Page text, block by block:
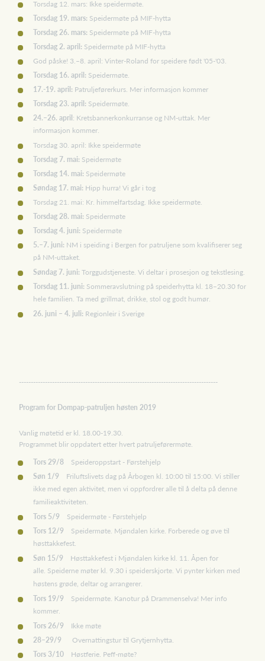
Torsdag 12. mars: Ikke speidermøte.
Torsdag 19. mars: Speidermøte på MIF-hytta
Torsdag 26. mars: Speidermøte på MIF-hytta
Torsdag 2. april: Speidermøte på MIF-hytta
God påske! 3.–8. april: Vinter-Roland for speidere født '05-'03.
Torsdag 16. april: Speidermøte.
17.-19. april: Patruljeførerkurs. Mer informasjon kommer
Torsdag 23. april: Speidermøte.
24.–26. april: Kretsbannerkonkurranse og NM-uttak. Mer
informasjon kommer.
Torsdag 30. april: Ikke speidermøte
Torsdag 7. mai: Speidermøte
Torsdag 14. mai: Speidermøte
Søndag 17. mai: Hipp hurra! Vi går i tog
Torsdag 21. mai: Kr. himmelfartsdag. Ikke speidermøte.
Torsdag 28. mai: Speidermøte
Torsdag 4. juni: Speidermøte
5.–7. juni: NM i speiding i Bergen for patruljene som kvalifiserer seg
på NM-uttaket.
Søndag 7. juni: Torggudstjeneste. Vi deltar i prosesjon og tekstlesing.
Torsdag 11. juni: Sommeravslutning på speiderhytta kl. 18–20.30 for
hele familien. Ta med grillmat, drikke, stol og godt humør.
26. juni – 4. juli: Regionleir i Sverige
------------------------------------------------------------------------------------
Program for Dompap-patruljen høsten 2019
Vanlig møtetid er kl. 18.00-19.30.
Programmet blir oppdatert etter hvert patruljeførermøte.
Tors 29/8 Speideroppstart - Førstehjelp
Søn 1/9 Friluftslivets dag på Årbogen kl. 10:00 til 15:00. Vi stiller
ikke med egen aktivitet, men vi oppfordrer alle til å delta på denne
familieaktiviteten.
Tors 5/9 Speidermøte - Førstehjelp
Tors 12/9 Speidermøte. Mjøndalen kirke. Forberede og øve til
høsttakkefest.
Søn 15/9 Høsttakkefest i Mjøndalen kirke kl. 11. Åpen for
alle. Speiderne møter kl. 9.30 i speiderskjorte. Vi pynter kirken med
høstens grøde, deltar og arrangerer.
Tors 19/9 Speidermøte. Kanotur på Drammenselva! Mer info
kommer.
Tors 26/9 Ikke møte
28–29/9 Overnattingstur til Grytjernhytta.
Tors 3/10 Høstferie. Peff-møte?